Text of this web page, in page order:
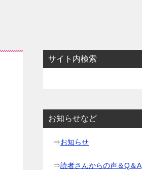
サイト内検索
お知らせなど
⇒お知らせ
⇒読者さんからの声＆Q＆A